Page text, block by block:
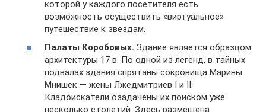
которой у каждого посетителя есть
возможность осуществить «виртуальное»
путешествие к звездам.
Палаты Коробовых. Здание является образцом
архитектуры 17 в. По одной из легенд, в тайных
подвалах здания спрятаны сокровища Марины
Мнишек — жены Лжедмитриев I и II.
Кладоискатели озадачены их поиском уже
несколько столетий. Здесь размещена